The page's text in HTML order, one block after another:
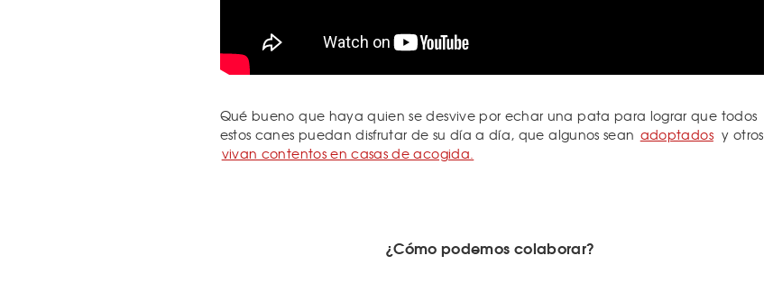
Qué bueno que haya quien se desvive por echar una pata para lograr que todos
estos canes puedan disfrutar de su día a día, que algunos sean adoptados y otros
vivan contentos en casas de acogida.
¿Cómo podemos colaborar?